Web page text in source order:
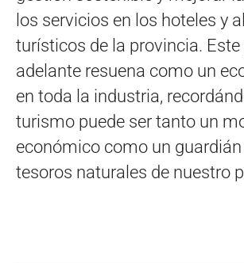
los servicios en los hoteles y
turísticos de la provincia.
adelante resuena como un
en toda la industria,
turismo puede ser tanto un
económico como un guardián
tesoros naturales de nuestro